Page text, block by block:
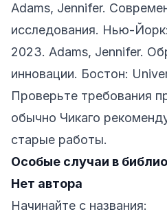
Adams, Jennifer.
исследования. Нью-
2023. Adams, Jennifer.
инновации. Бостон:
Проверьте требования
обычно Чикаго
старые работы.
Особые случаи в
Нет автора
Начинайте с названия: